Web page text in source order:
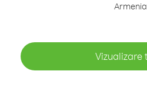
Vizualizare